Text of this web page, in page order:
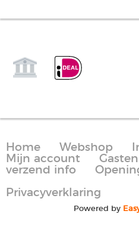
Home Webshop
Mijn account
verzend info
Privacyverklaring
Powered by